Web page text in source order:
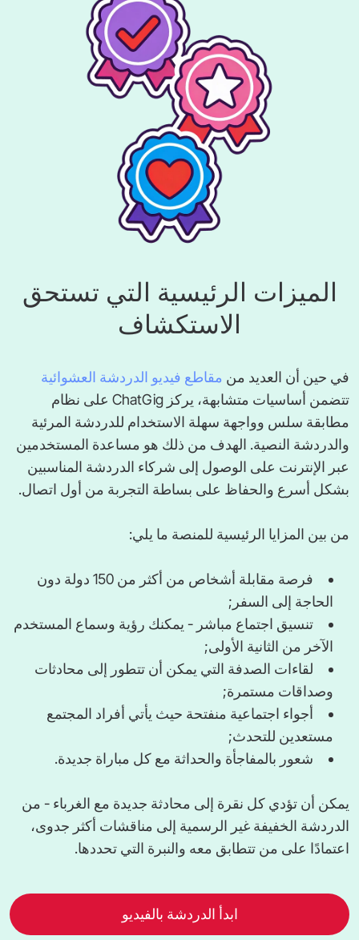
الميزات الرئيسية التي تستحق
الاستكشاف
في حين أن العديد من مقاطع فيديو الدردشة العشوائية
تتضمن أساسيات متشابهة، يركز ChatGig على نظام
مطابقة سلس وواجهة سهلة الاستخدام للدردشة المرئية
والدردشة النصية. الهدف من ذلك هو مساعدة المستخدمين
عبر الإنترنت على الوصول إلى شركاء الدردشة المناسبين
بشكل أسرع والحفاظ على بساطة التجربة من أول اتصال.
من بين المزايا الرئيسية للمنصة ما يلي:
فرصة مقابلة أشخاص من أكثر من 150 دولة دون
الحاجة إلى السفر;
تنسيق اجتماع مباشر - يمكنك رؤية وسماع المستخدم
الآخر من الثانية الأولى;
لقاءات الصدفة التي يمكن أن تتطور إلى محادثات
وصداقات مستمرة;
أجواء اجتماعية منفتحة حيث يأتي أفراد المجتمع
مستعدين للتحدث;
شعور بالمفاجأة والحداثة مع كل مباراة جديدة.
يمكن أن تؤدي كل نقرة إلى محادثة جديدة مع الغرباء - من
الدردشة الخفيفة غير الرسمية إلى مناقشات أكثر جدوى،
اعتمادًا على من تتطابق معه والنبرة التي تحددها.
ابدأ الدردشة بالفيديو